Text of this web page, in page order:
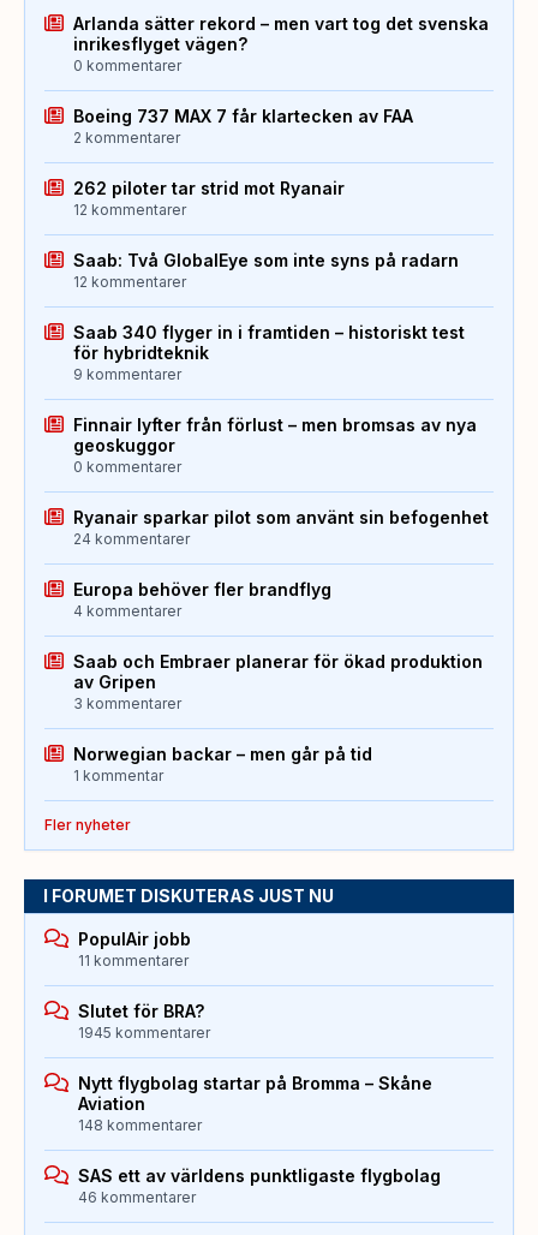
Arlanda sätter rekord – men vart tog det svenska
inrikesflyget vägen?
0 kommentarer
Boeing 737 MAX 7 får klartecken av FAA
2 kommentarer
262 piloter tar strid mot Ryanair
12 kommentarer
Saab: Två GlobalEye som inte syns på radarn
12 kommentarer
Saab 340 flyger in i framtiden – historiskt test
för hybridteknik
9 kommentarer
Finnair lyfter från förlust – men bromsas av nya
geoskuggor
0 kommentarer
Ryanair sparkar pilot som använt sin befogenhet
24 kommentarer
Europa behöver fler brandflyg
4 kommentarer
Saab och Embraer planerar för ökad produktion
av Gripen
3 kommentarer
Norwegian backar – men går på tid
1 kommentar
Fler nyheter
I FORUMET DISKUTERAS JUST NU
PopulAir jobb
11 kommentarer
Slutet för BRA?
1945 kommentarer
Nytt flygbolag startar på Bromma – Skåne
Aviation
148 kommentarer
SAS ett av världens punktligaste flygbolag
46 kommentarer